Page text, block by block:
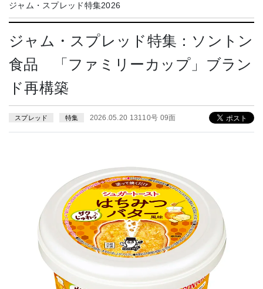
ジャム・スプレッド特集2026
ジャム・スプレッド特集：ソントン
食品 「ファミリーカップ」ブラン
ド再構築
スプレッド 特集 2026.05.20 13110号 09面